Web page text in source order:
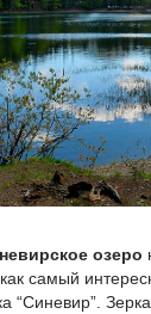
озеро
самый
“Синевир”.